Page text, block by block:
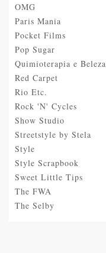
OMG
Paris Mania
Pocket Films
Pop Sugar
Quimioterapia e Beleza
Red Carpet
Rio Etc.
Rock 'N' Cycles
Show Studio
Streetstyle by Stela
Style
Style Scrapbook
Sweet Little Tips
The FWA
The Selby